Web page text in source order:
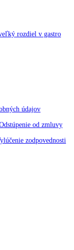
rozdiel v gastro
údajov
od zmluvy
zodpovednosti